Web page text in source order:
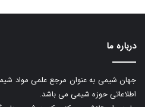
درباره ما
جهان شیمی به عنوان مرجع علمی مواد
اطلاعاتی حوزه شیمی می باشد.